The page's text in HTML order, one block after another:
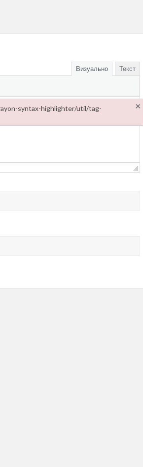
Визуально Текст
syntax-highlighter/util/tag-
×
highlighter/util/tag-editor/crayon_tinymce.js